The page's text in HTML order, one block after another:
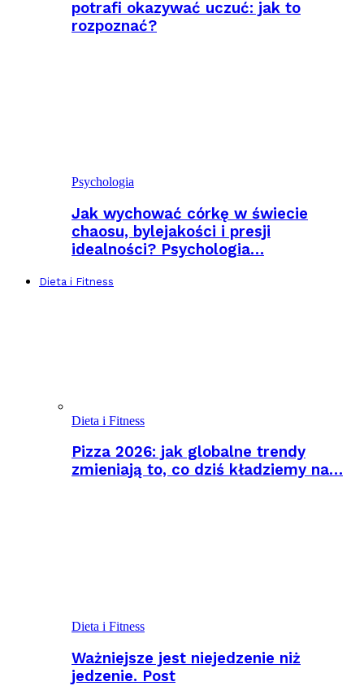
potrafi okazywać uczuć: jak to
rozpoznać?
Psychologia
Jak wychować córkę w świecie
chaosu, bylejakości i presji
idealności? Psychologia…
Dieta i Fitness
Dieta i Fitness
Pizza 2026: jak globalne trendy
zmieniają to, co dziś kładziemy na…
Dieta i Fitness
Ważniejsze jest niejedzenie niż
jedzenie. Post